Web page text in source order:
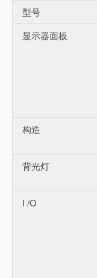
型号
显示器面板
构造
背光灯
I /O